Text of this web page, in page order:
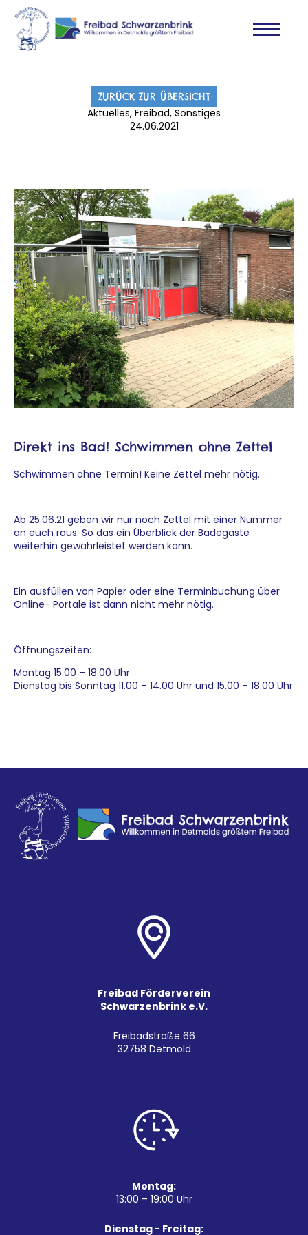
ZURÜCK ZUR ÜBERSICHT
Aktuelles, Freibad, Sonstiges
24.06.2021
Direkt ins Bad! Schwimmen ohne Zettel
Schwimmen ohne Termin! Keine Zettel mehr nötig.
Ab 25.06.21 geben wir nur noch Zettel mit einer Nummer
an euch raus. So das ein Überblick der Badegäste
weiterhin gewährleistet werden kann.
Ein ausfüllen von Papier oder eine Terminbuchung über
Online- Portale ist dann nicht mehr nötig.
Öffnungszeiten:
Montag 15.00 – 18.00 Uhr
Dienstag bis Sonntag 11.00 – 14.00 Uhr und 15.00 – 18.00 Uhr
Freibad Förderverein
Schwarzenbrink e.V.
Freibadstraße 66
32758 Detmold
Montag:
13:00 – 19:00 Uhr
Dienstag - Freitag: